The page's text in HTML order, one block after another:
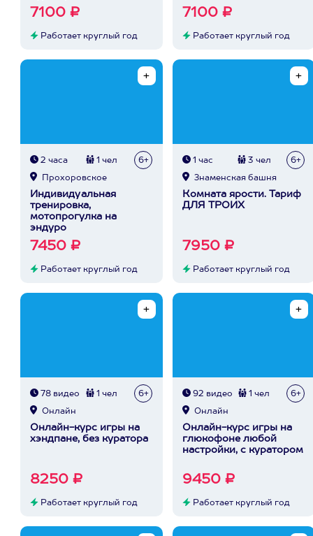
7100 ₽
Работает круглый год
7100 ₽
Работает круглый год
2 часа 1 чел 6+
Прохоровское
Индивидуальная
тренировка,
мотопрогулка на
эндуро
7450 ₽
Работает круглый год
1 час 3 чел 6+
Знаменская башня
Комната ярости. Тариф
ДЛЯ ТРОИХ
7950 ₽
Работает круглый год
78 видео 1 чел 6+
Онлайн
Онлайн-курс игры на
хэндпане, без куратора
8250 ₽
Работает круглый год
92 видео 1 чел 6+
Онлайн
Онлайн-курс игры на
глюкофоне любой
настройки, с куратором
9450 ₽
Работает круглый год